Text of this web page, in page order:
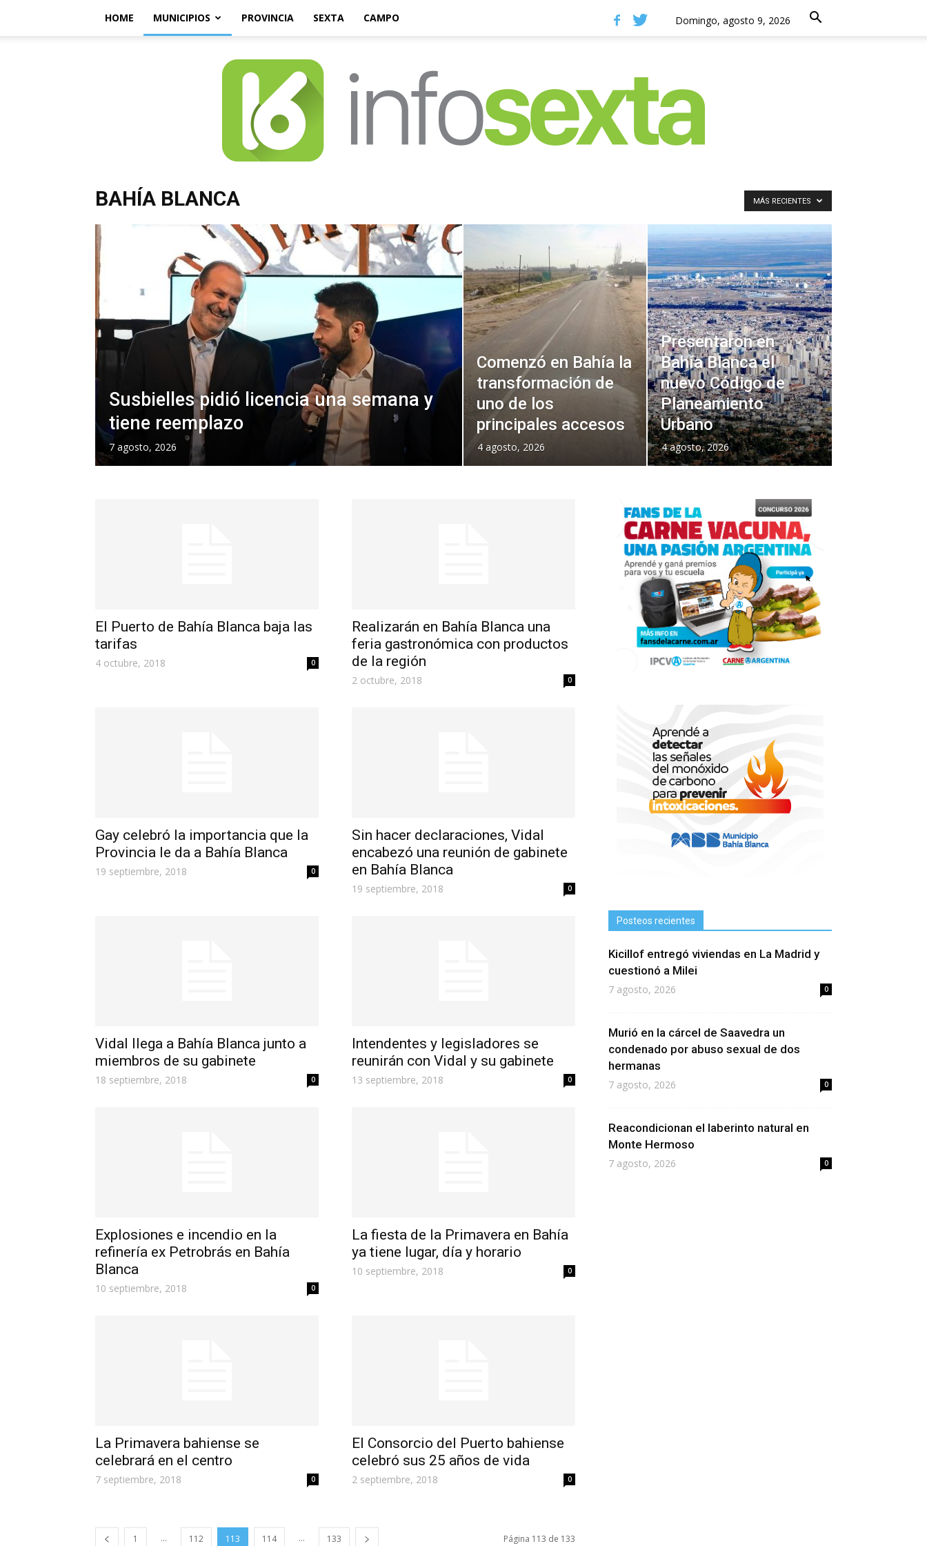
HOME MUNICIPIOS PROVINCIA SEXTA CAMPO Domingo, agosto 9, 2026
BAHÍA BLANCA MÁS RECIENTES
Susbielles pidió licencia una semana y
tiene reemplazo
7 agosto, 2026
Comenzó en Bahía la
transformación de
uno de los
principales accesos
4 agosto, 2026
Presentaron en
Bahía Blanca el
nuevo Código de
Planeamiento
Urbano
4 agosto, 2026
El Puerto de Bahía Blanca baja las
tarifas
4 octubre, 2018 0
Realizarán en Bahía Blanca una
feria gastronómica con productos
de la región
2 octubre, 2018 0
Gay celebró la importancia que la
Provincia le da a Bahía Blanca
19 septiembre, 2018 0
Sin hacer declaraciones, Vidal
encabezó una reunión de gabinete
en Bahía Blanca
19 septiembre, 2018 0
Vidal llega a Bahía Blanca junto a
miembros de su gabinete
18 septiembre, 2018 0
Intendentes y legisladores se
reunirán con Vidal y su gabinete
13 septiembre, 2018 0
Explosiones e incendio en la
refinería ex Petrobrás en Bahía
Blanca
10 septiembre, 2018 0
La fiesta de la Primavera en Bahía
ya tiene lugar, día y horario
10 septiembre, 2018 0
La Primavera bahiense se
celebrará en el centro
7 septiembre, 2018 0
El Consorcio del Puerto bahiense
celebró sus 25 años de vida
2 septiembre, 2018 0
1 ... 112 113 114 ... 133 Página 113 de 133
Posteos recientes
Kicillof entregó viviendas en La Madrid y
cuestionó a Milei
7 agosto, 2026 0
Murió en la cárcel de Saavedra un
condenado por abuso sexual de dos
hermanas
7 agosto, 2026 0
Reacondicionan el laberinto natural en
Monte Hermoso
7 agosto, 2026 0